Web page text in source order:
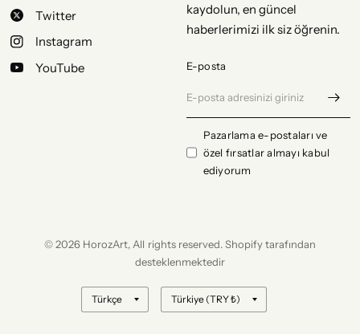
Twitter
Instagram
YouTube
kaydolun, en güncel
haberlerimizi ilk siz öğrenin.
E-posta
Pazarlama e-postaları ve
özel fırsatlar almayı kabul
ediyorum
© 2026 HorozArt, All rights reserved. Shopify tarafından
desteklenmektedir
Ülke/bölge
bilgisini
Ülke/bölge
bilgisini